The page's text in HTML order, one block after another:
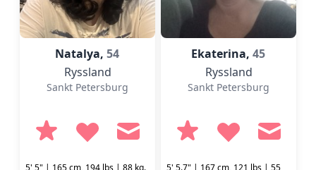
Natalya,54
Ryssland
Sankt Petersburg
5' 5" | 165 cm, 194 lbs | 88 kg.
Ekaterina,45
Ryssland
Sankt Petersburg
5' 5.7" | 167 cm, 121 lbs | 55